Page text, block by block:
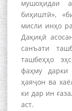
мушоҳидаи
биҳиштӣ»,
мисли инҳо
Дақиқӣ
санъати
ташбеҳҳо
фаҳму
ҳаяҷон ва
ки дар ин
аст.